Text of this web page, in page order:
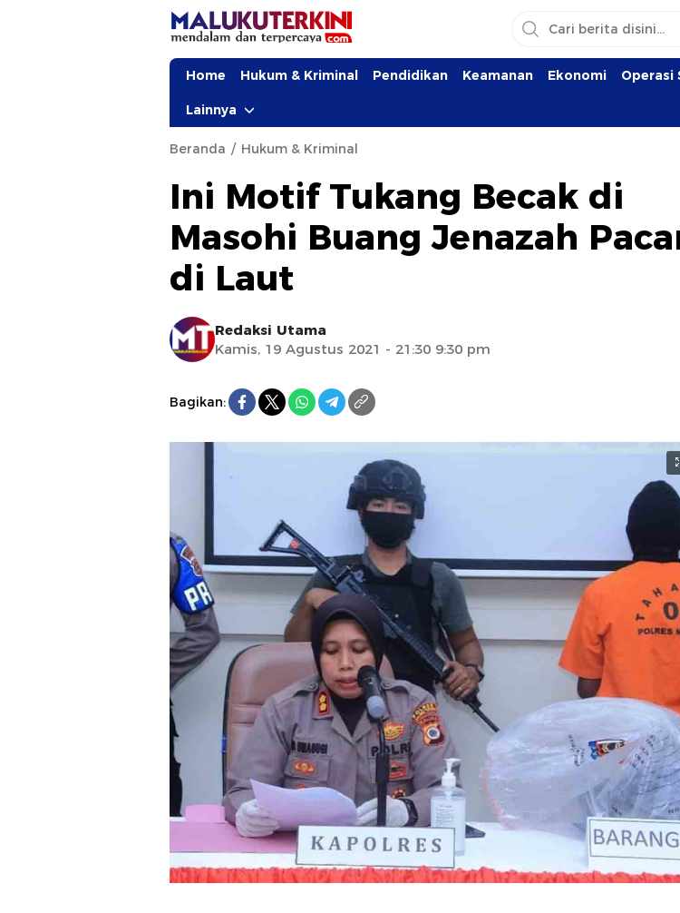
Home Hukum & Kriminal Pendidikan Keamanan Ekonomi Operasi
Lainnya
Beranda Hukum & Kriminal
Ini Motif Tukang Becak di
Masohi Buang Jenazah
di Laut
Redaksi Utama
Kamis, 19 Agustus 2021 - 21:30 9:30 pm
Bagikan: